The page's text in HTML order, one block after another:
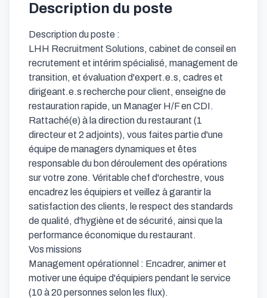
Description du poste
Description du poste :
LHH Recruitment Solutions, cabinet de conseil en
recrutement et intérim spécialisé, management de
transition, et évaluation d'expert.e.s, cadres et
dirigeant.e.s recherche pour client, enseigne de
restauration rapide, un Manager H/F en CDI.
Rattaché(e) à la direction du restaurant (1
directeur et 2 adjoints), vous faites partie d'une
équipe de managers dynamiques et êtes
responsable du bon déroulement des opérations
sur votre zone. Véritable chef d'orchestre, vous
encadrez les équipiers et veillez à garantir la
satisfaction des clients, le respect des standards
de qualité, d'hygiène et de sécurité, ainsi que la
performance économique du restaurant.
Vos missions
Management opérationnel : Encadrer, animer et
motiver une équipe d'équipiers pendant le service
(10 à 20 personnes selon les flux).